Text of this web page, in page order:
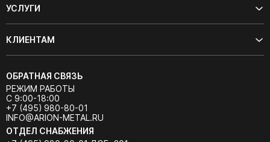
УСЛУГИ
КЛИЕНТАМ
ОБРАТНАЯ СВЯЗЬ
РЕЖИМ РАБОТЫ
С 9:00-18:00
+7 (495) 980-80-01
INFO@ARION-METAL.RU
ОТДЕЛ СНАБЖЕНИЯ